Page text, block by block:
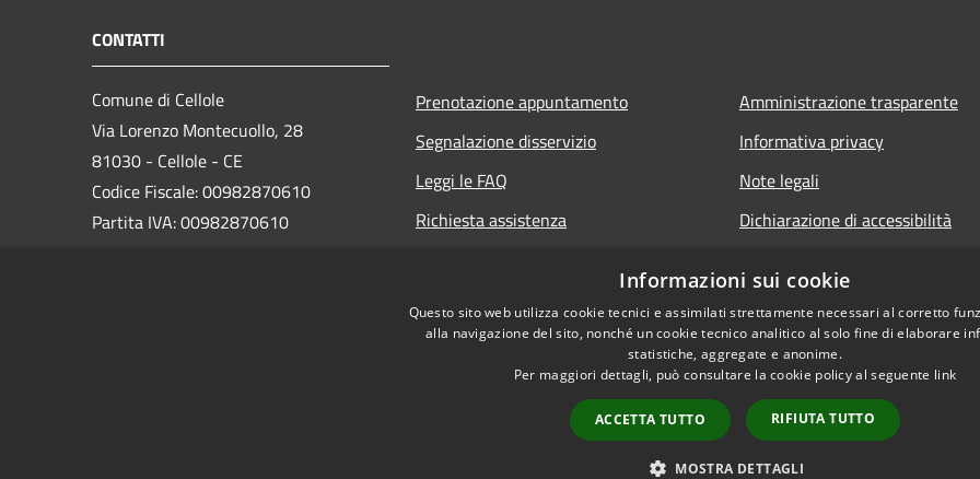
CONTATTI
Comune di Cellole
Via Lorenzo Montecuollo, 28
81030 - Cellole - CE
Codice Fiscale: 00982870610
Partita IVA: 00982870610
Prenotazione appuntamento
Segnalazione disservizio
Leggi le FAQ
Richiesta assistenza
Amministrazione trasparente
Informativa privacy
Note legali
Dichiarazione di accessibilità
Copyright © 2026 •
Informazioni sui cookie
Questo sito web utilizza cookie tecnici e assimilati strettamente necessari al corretto
alla navigazione del sito, nonché un cookie tecnico analitico al solo fine di elaborare
statistiche, aggregate e anonime.
Per maggiori dettagli, può consultare la cookie policy al seguente link
ACCETTA TUTTO RIFIUTA TUTTO
MOSTRA DETTAGLI